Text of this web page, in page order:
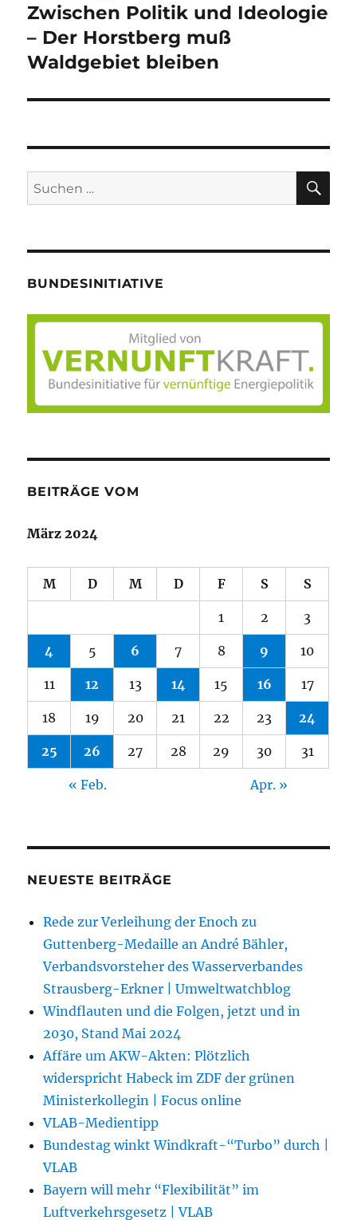
Beitrag:
Zwischen Politik und Ideologie
– Der Horstberg muß
Waldgebiet bleiben
Suche
nach:
BUNDESINITIATIVE
BEITRÄGE VOM
März 2024
M D M D F S S
1 2 3
4 5 6 7 8 9 10
11 12 13 14 15 16 17
18 19 20 21 22 23 24
25 26 27 28 29 30 31
« Feb. Apr. »
NEUESTE BEITRÄGE
Rede zur Verleihung der Enoch zu
Guttenberg-Medaille an André Bähler,
Verbandsvorsteher des Wasserverbandes
Strausberg-Erkner | Umweltwatchblog
Windflauten und die Folgen, jetzt und in
2030, Stand Mai 2024
Affäre um AKW-Akten: Plötzlich
widerspricht Habeck im ZDF der grünen
Ministerkollegin | Focus online
VLAB-Medientipp
Bundestag winkt Windkraft-“Turbo” durch |
VLAB
Bayern will mehr “Flexibilität” im
Luftverkehrsgesetz | VLAB